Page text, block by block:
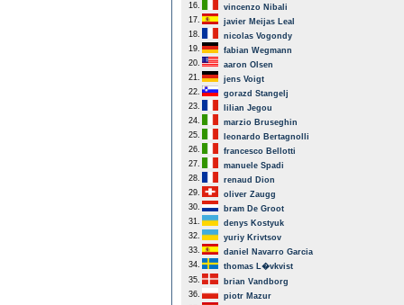
16.
vincenzo Nibali
17.
javier Meijas Leal
18.
nicolas Vogondy
19.
fabian Wegmann
20.
aaron Olsen
21.
jens Voigt
22.
gorazd Stangelj
23.
lilian Jegou
24.
marzio Bruseghin
25.
leonardo Bertagnolli
26.
francesco Bellotti
27.
manuele Spadi
28.
renaud Dion
29.
oliver Zaugg
30.
bram De Groot
31.
denys Kostyuk
32.
yuriy Krivtsov
33.
daniel Navarro Garcia
34.
thomas L�vkvist
35.
brian Vandborg
36.
piotr Mazur